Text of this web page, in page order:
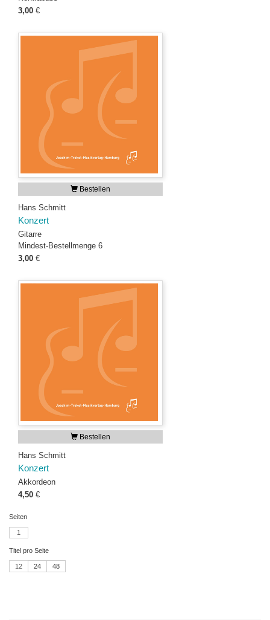
3,00 €
Bestellen
Hans Schmitt
Konzert
Gitarre
Mindest-Bestellmenge 6
3,00 €
Bestellen
Hans Schmitt
Konzert
Akkordeon
4,50 €
Seiten
1
Titel pro Seite
12 24 48